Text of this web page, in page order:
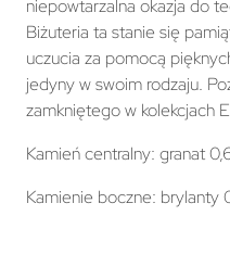
niepowtarzalna okazja do
Biżuteria ta stanie się
uczucia za pomocą
jedyny w swoim rodzaju.
zamkniętego w kolekcjach
Kamień centralny: granat
Kamienie boczne: brylanty